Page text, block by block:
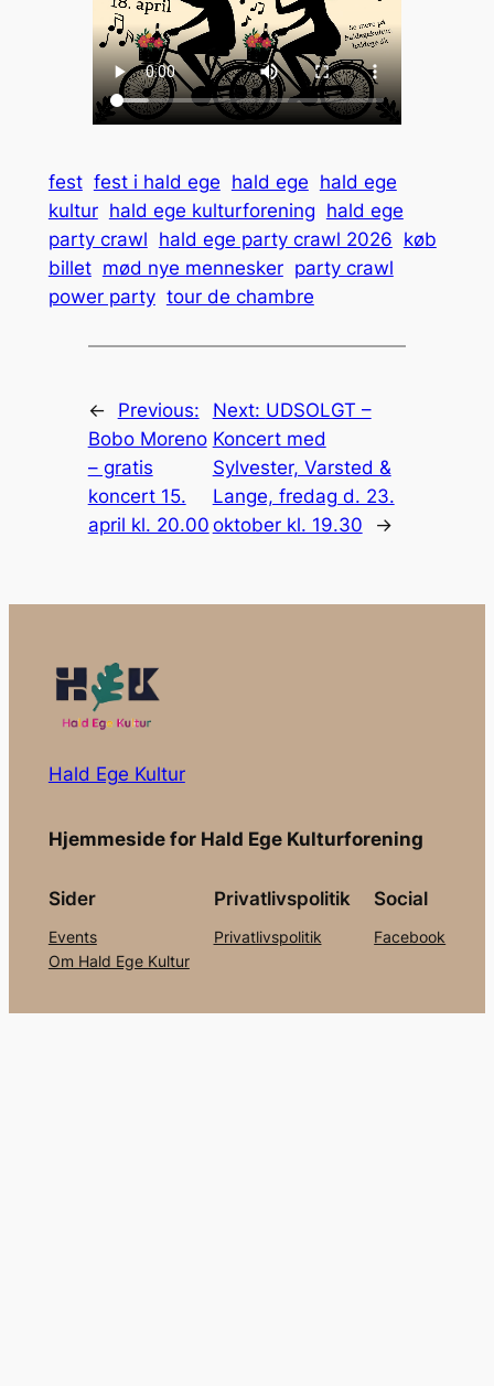
fest fest i hald ege hald ege hald ege
kultur hald ege kulturforening hald ege
party crawl hald ege party crawl 2026 køb
billet mød nye mennesker party crawl
power party tour de chambre
←
Previous:
Bobo Moreno
– gratis
koncert 15.
april kl. 20.00
Next: UDSOLGT –
Koncert med
Sylvester, Varsted &
Lange, fredag d. 23.
oktober kl. 19.30
→
Hald Ege Kultur
Hjemmeside for Hald Ege Kulturforening
Sider
Events
Om Hald Ege Kultur
Privatlivspolitik
Privatlivspolitik
Social
Facebook